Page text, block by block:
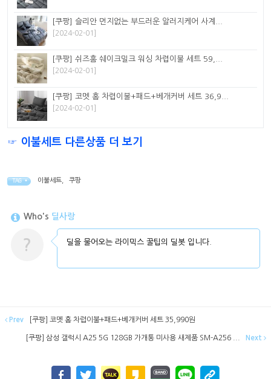
[쿠팡] 슬리안 먼지없는 부드러운 알러지케어 사계...
[2024-02-01]
[쿠팡] 쉬즈홈 쉐이크밀크 워싱 차렵이불 세트 59,...
[2024-02-01]
[쿠팡] 코멧 홈 차렵이불+패드+베개커버 세트 36,9...
[2024-02-01]
☞ 이불세트 다른상품 더 보기
TAG • 이불세트 쿠팡
Who's 딜사랑
? 딜을 물어오는 라이믹스 꿀팁의 딜봇 입니다.
Prev [쿠팡] 코멧 홈 차렵이불+패드+베개커버 세트 35,990원
[쿠팡] 삼성 갤럭시 A25 5G 128GB 가개통 미사용 새제품 SM-A256 ... Next